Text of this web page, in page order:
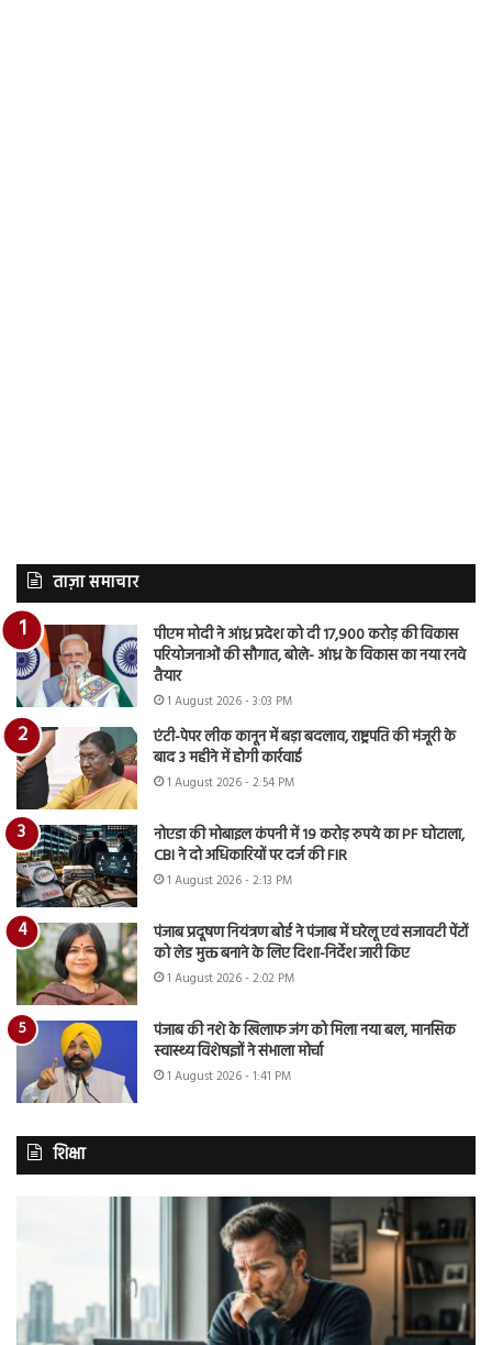
ताज़ा समाचार
पीएम मोदी ने आंध्र प्रदेश को दी 17,900 करोड़ की विकास
परियोजनाओं की सौगात, बोले- आंध्र के विकास का नया रनवे
तैयार
1 August 2026 - 3:03 PM
एंटी-पेपर लीक कानून में बड़ा बदलाव, राष्ट्रपति की मंजूरी के
बाद 3 महीने में होगी कार्रवाई
1 August 2026 - 2:54 PM
नोएडा की मोबाइल कंपनी में 19 करोड़ रुपये का PF घोटाला,
CBI ने दो अधिकारियों पर दर्ज की FIR
1 August 2026 - 2:13 PM
पंजाब प्रदूषण नियंत्रण बोर्ड ने पंजाब में घरेलू एवं सजावटी पेंटों
को लेड मुक्त बनाने के लिए दिशा-निर्देश जारी किए
1 August 2026 - 2:02 PM
पंजाब की नशे के खिलाफ जंग को मिला नया बल, मानसिक
स्वास्थ्य विशेषज्ञों ने संभाला मोर्चा
1 August 2026 - 1:41 PM
शिक्षा